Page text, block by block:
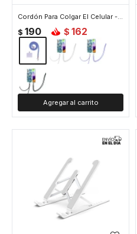
Cordón Para Colgar El Celular - Azul
$ 190 $ 162